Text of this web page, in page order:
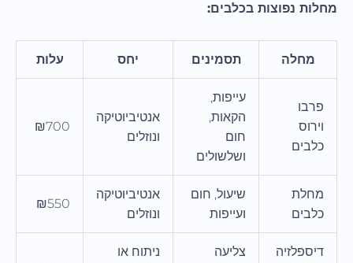
מחלות נפוצות בכלבים:
מחלה תסמינים יחס עלות
פרבו
וירוס
כלבים
עייפות,
הקאות,
חום
ושלשולים
אנטיביוטיקה
ונוזלים
₪700
מחלת
כלבים
שיעול, חום
ועייפות
אנטיביוטיקה
ונוזלים
₪550
דיספלזיה
צליעה
ניתוח או